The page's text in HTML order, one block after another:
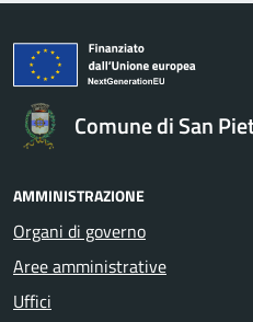
Comune di San
AMMINISTRAZIONE
Organi di governo
Aree amministrative
Uffici